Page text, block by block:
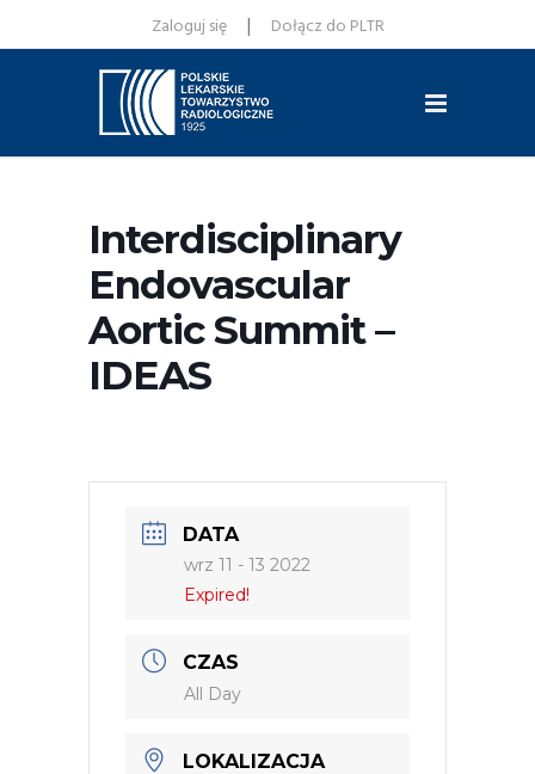
Zaloguj się | Dołącz do PLTR
Interdisciplinary
Endovascular
Aortic Summit –
IDEAS
DATA
wrz 11 - 13 2022
Expired!
CZAS
All Day
LOKALIZACJA